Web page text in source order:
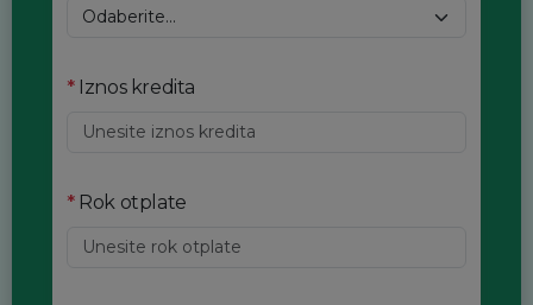
*Iznos kredita
*Rok otplate